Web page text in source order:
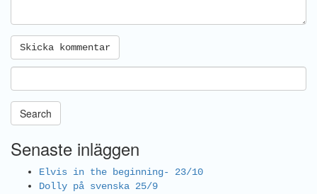
Search
Senaste inläggen
Elvis in the beginning- 23/10
Dolly på svenska 25/9